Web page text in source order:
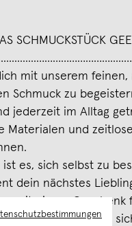
SCHMUCKSTÜCK
mit unserem feinen,
Schmuck zu
jederzeit im Alltag
Materialen und
es, sich selbst zu
dein nächstes
mit einem Geschenk
sind uns sicher, dass